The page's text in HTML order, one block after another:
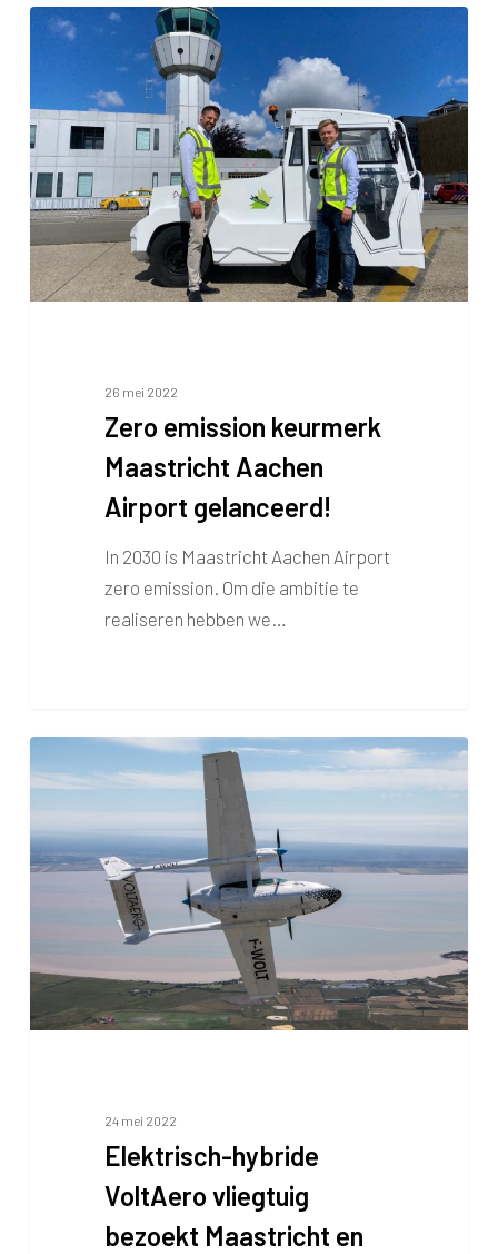
Zero
Maastricht
Aachen
Airport
gelanceerd!
26 mei 2022
Zero emission keurmerk
Maastricht Aachen
Airport gelanceerd!
In 2030 is Maastricht Aachen Airport
zero emission. Om die ambitie te
realiseren hebben we…
Elektrisch-
hybride
VoltAero
vliegtuig
bezoekt
Maastricht
andere
Up
24 mei 2022
Elektrisch-hybride
VoltAero vliegtuig
bezoekt Maastricht en